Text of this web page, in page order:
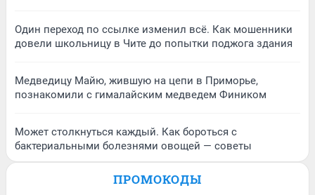
Один переход по ссылке изменил всё. Как мошенники
довели школьницу в Чите до попытки поджога здания
Медведицу Майю, жившую на цепи в Приморье,
познакомили с гималайским медведем Фиником
Может столкнуться каждый. Как бороться с
бактериальными болезнями овощей — советы
ПРОМОКОДЫ